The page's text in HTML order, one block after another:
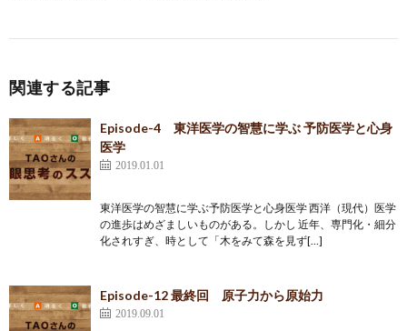
関連する記事
Episode-4 東洋医学の智慧に学ぶ 予防医学と心身
医学
2019.01.01
東洋医学の智慧に学ぶ予防医学と心身医学 西洋（現代）医学
の進歩はめざましいものがある。しかし 近年、専門化・細分
化されすぎ、時として「木をみて森を見ず[…]
Episode-12 最終回 原子力から原始力
2019.09.01